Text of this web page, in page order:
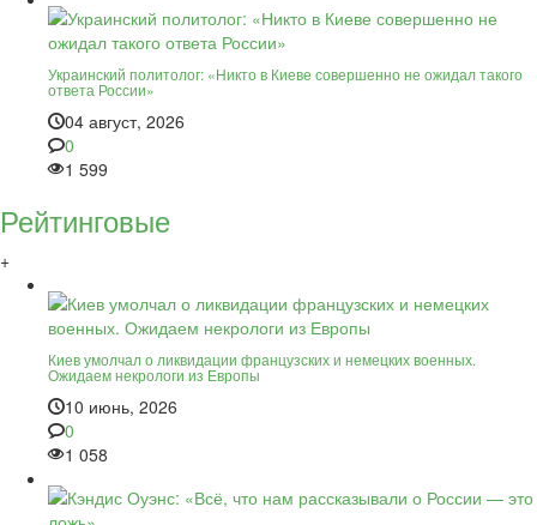
Украинский политолог: «Никто в Киеве совершенно не ожидал такого
ответа России»
04 август, 2026
0
1 599
Рейтинговые
+
Киев умолчал о ликвидации французских и немецких военных.
Ожидаем некрологи из Европы
10 июнь, 2026
0
1 058